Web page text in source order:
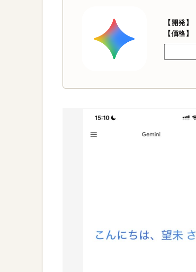
【開発】
【価格】